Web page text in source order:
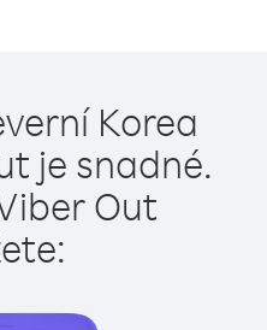
Korea
je snadné.
Out